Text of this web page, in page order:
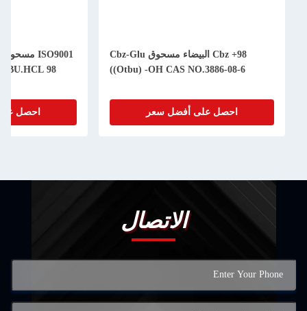
98+ Cbz البيضاء مسحوق Cbz-Glu
((Otbu) -OH CAS NO.3886-08-6
احصل على أفضل سعر احصل
الاتصال